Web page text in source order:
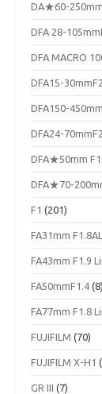
DA★60-250mm
DFA 28-
DFA MACRO
DFA15-
DFA150-
DFA24-
DFA★50mm
DFA★70-
F1 (201)
FA31mm
FA43mm F1.9
FA50mmF1.4 (8)
FA77mm F1.8
FUJIFILM (70)
FUJIFILM X-H1
GR III (7)